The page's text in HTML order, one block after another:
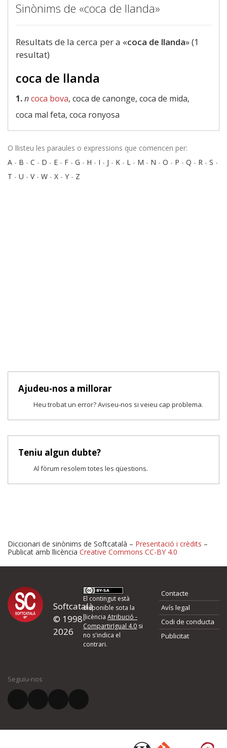
Sinònims de «coca de llanda»
Resultats de la cerca per a «coca de llanda» (1
resultat)
coca de llanda
1.ncoca bova, coca de canonge, coca de mida,
coca mal feta, coca ronyosa
O llisteu les paraules o expressions que comencen per:
A - B - C - D - E - F - G - H - I - J - K - L - M - N - O - P - Q - R - S -
T - U - V- W - X - Y - Z
Ajudeu-nos a millorar
Heu trobat un error? Aviseu-nos si veieu cap problema.
Teniu algun dubte?
Al fòrum resolem totes les qüestions.
Proposeu-nos millores o
d'errors
Si heu trobat un error o voleu proposar alguna millora, ompliu els
quina és la millora que proposeu o l'error del qual voleu informar-
El vostre correu electrònic *
Diccionari de sinònims de Softcatalà – Presentació i crèdits –
Publicat amb llicència Creative Commons CC-BY 4.0
Softcatalà
© 1998-
2026
El contingut està
disponible sota la
llicènciaAtribució -
CompartirIgual 4.0 si
no s'indica el
contrari.
Contacte
Avís legal
Codi de conducta
Publicitat
Seguiu-nos